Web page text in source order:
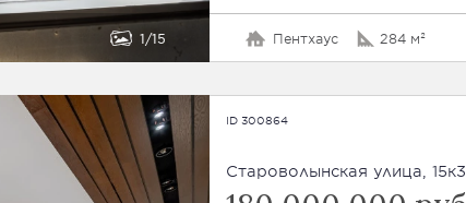
1 15 Пентхаус 284 м²
ID 300864
Староволынская улица, 15к3